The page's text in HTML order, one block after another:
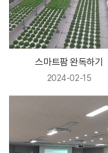
스마트팜 완독하기
2024-02-15